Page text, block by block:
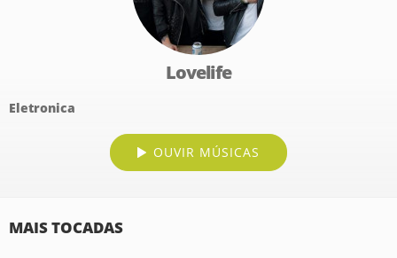
Lovelife
Eletronica
OUVIR MÚSICAS
MAIS TOCADAS